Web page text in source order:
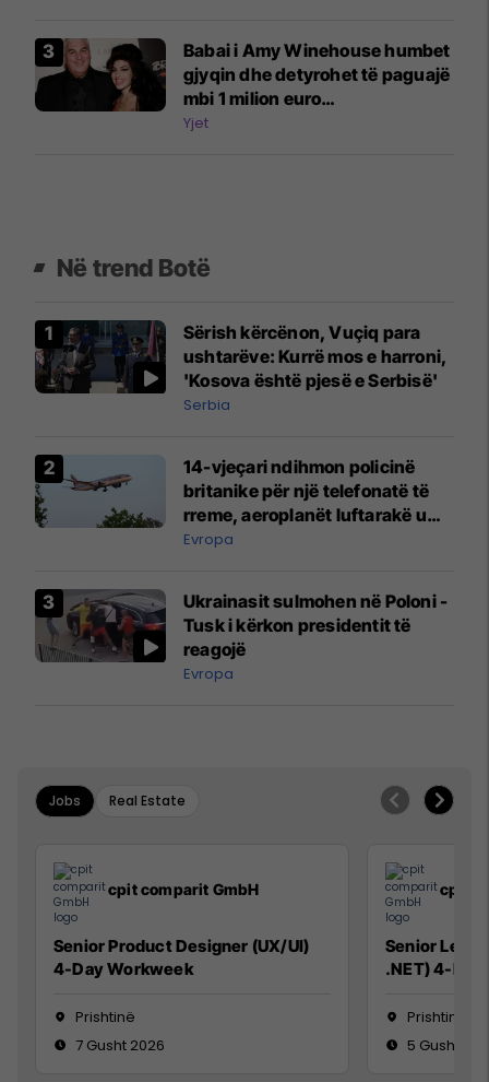
Babai i Amy Winehouse humbet
gjyqin dhe detyrohet të paguajë
mbi 1 milion euro
dëmshpërblime
Yjet
Në trend Botë
Sërish kërcënon, Vuçiq para
ushtarëve: Kurrë mos e harroni,
'Kosova është pjesë e Serbisë'
Serbia
14-vjeçari ndihmon policinë
britanike për një telefonatë të
rreme, aeroplanët luftarakë u
ngritën në ajër për të
Mançesterit
Evropa
Ukrainasit sulmohen në Poloni -
Tusk i kërkon presidentit të
reagojë
Evropa
Jobs Real Estate
cpit comparit GmbH
Senior Product Designer (UX/UI)
4-Day Workweek
Prishtinë
7 Gusht 2026
cpit
Senior Lead
.NET) 4-
Prishtinë
5 Gusht